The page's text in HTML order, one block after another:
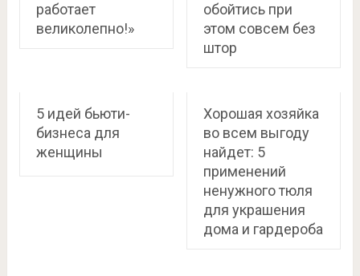
работает
великолепно!»
обойтись при
этом совсем без
штор
5 идей бьюти-
бизнеса для
женщины
Хорошая хозяйка
во всем выгоду
найдет: 5
применений
ненужного тюля
для украшения
дома и гардероба